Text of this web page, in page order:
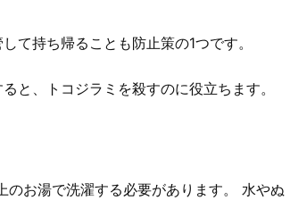
て持ち帰ることも防止策の1つです。
と、トコジラミを殺すのに役立ちます。
お湯で洗濯する必要があります。 水やぬ